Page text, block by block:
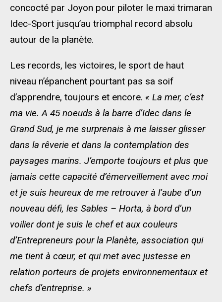
concocté par Joyon pour piloter le maxi trimaran
Idec-Sport jusqu’au triomphal record absolu
autour de la planète.
Les records, les victoires, le sport de haut
niveau n’épanchent pourtant pas sa soif
d’apprendre, toujours et encore. « La mer, c’est
ma vie. A 45 noeuds à la barre d’Idec dans le
Grand Sud, je me surprenais à me laisser glisser
dans la rêverie et dans la contemplation des
paysages marins. J’emporte toujours et plus que
jamais cette capacité d’émerveillement avec moi
et je suis heureux de me retrouver à l’aube d’un
nouveau défi, les Sables – Horta, à bord d’un
voilier dont je suis le chef et aux couleurs
d’Entrepreneurs pour la Planète, association qui
me tient à cœur, et qui met avec justesse en
relation porteurs de projets environnementaux et
chefs d’entreprise. »